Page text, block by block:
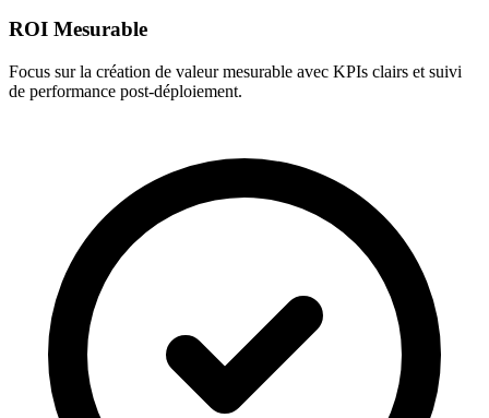
ROI Mesurable
Focus sur la création de valeur mesurable avec KPIs clairs et suivi
de performance post-déploiement.